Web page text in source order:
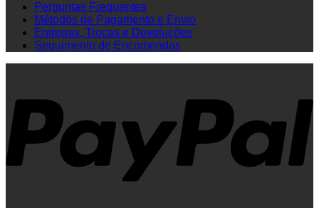
Perguntas Frequentes
Métodos de Pagamento e Envio
Entregas, Trocas e Devoluções
Seguimento de Encomendas